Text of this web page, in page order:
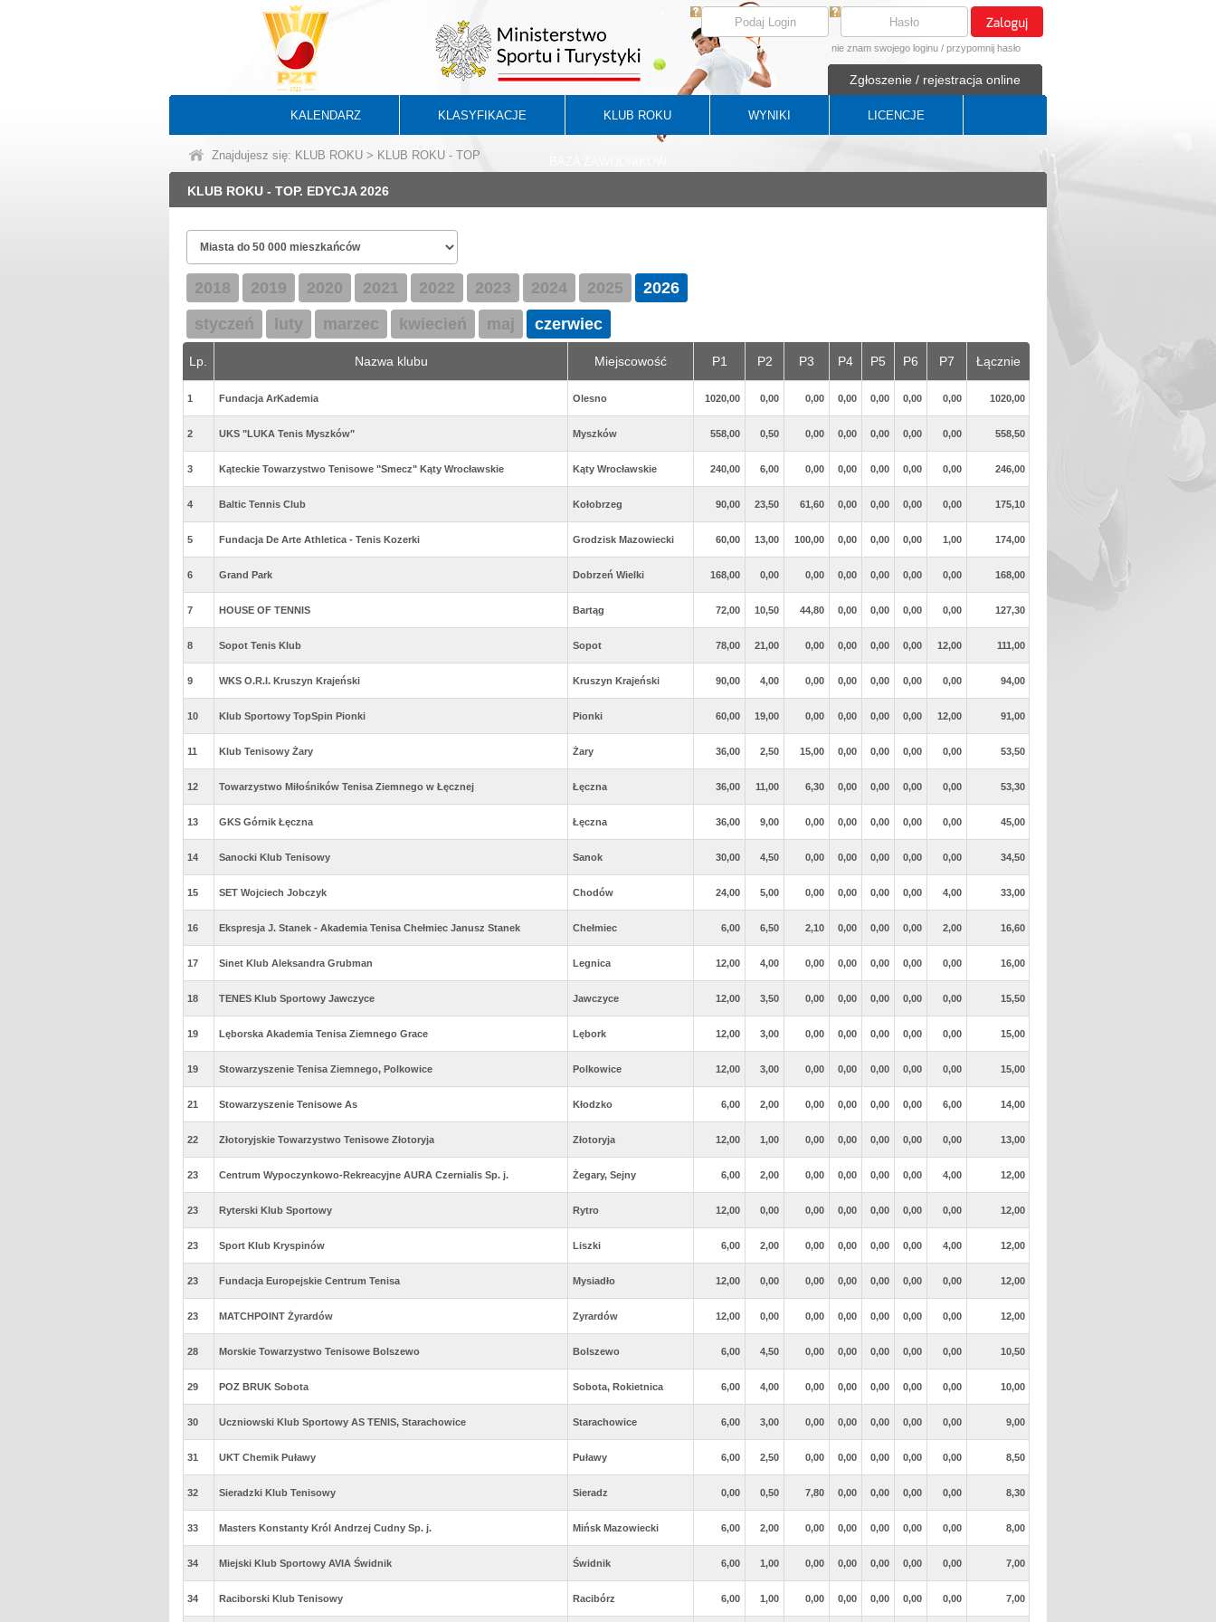
nie znam swojego loginu / przypomnij hasło
Zgłoszenie / rejestracja online
KALENDARZ KLASYFIKACJE KLUB ROKU WYNIKI LICENCJE
Znajdujesz się: KLUB ROKU > KLUB ROKU - TOP
KLUB ROKU - TOP. EDYCJA 2026
2018 2019 2020 2021 2022 2023 2024 2025
2026
styczeń
luty marzec kwiecień maj czerwiec
Lp. Nazwa klubu Miejscowość P1 P2 P3 P4 P5 P6 P7 Łącznie
1 Fundacja ArKademia Olesno 1020,00 0,00 0,00 0,00 0,00 0,00 0,00 1020,00
2 UKS "LUKA Tenis Myszków" Myszków 558,00 0,50 0,00 0,00 0,00 0,00 0,00 558,50
3 Kąteckie Towarzystwo Tenisowe "Smecz" Kąty Wrocławskie Kąty Wrocławskie 240,00 6,00 0,00 0,00 0,00 0,00 0,00 246,00
4 Baltic Tennis Club Kołobrzeg 90,00 23,50 61,60 0,00 0,00 0,00 0,00 175,10
5 Fundacja De Arte Athletica - Tenis Kozerki Grodzisk Mazowiecki 60,00 13,00 100,00 0,00 0,00 0,00 1,00 174,00
6 Grand Park Dobrzeń Wielki 168,00 0,00 0,00 0,00 0,00 0,00 0,00 168,00
7 HOUSE OF TENNIS Bartąg 72,00 10,50 44,80 0,00 0,00 0,00 0,00 127,30
8 Sopot Tenis Klub Sopot 78,00 21,00 0,00 0,00 0,00 0,00 12,00 111,00
9 WKS O.R.I. Kruszyn Krajeński Kruszyn Krajeński 90,00 4,00 0,00 0,00 0,00 0,00 0,00 94,00
10 Klub Sportowy TopSpin Pionki Pionki 60,00 19,00 0,00 0,00 0,00 0,00 12,00 91,00
11 Klub Tenisowy Żary Żary 36,00 2,50 15,00 0,00 0,00 0,00 0,00 53,50
12 Towarzystwo Miłośników Tenisa Ziemnego w Łęcznej Łęczna 36,00 11,00 6,30 0,00 0,00 0,00 0,00 53,30
13 GKS Górnik Łęczna Łęczna 36,00 9,00 0,00 0,00 0,00 0,00 0,00 45,00
14 Sanocki Klub Tenisowy Sanok 30,00 4,50 0,00 0,00 0,00 0,00 0,00 34,50
15 SET Wojciech Jobczyk Chodów 24,00 5,00 0,00 0,00 0,00 0,00 4,00 33,00
16 Ekspresja J. Stanek - Akademia Tenisa Chełmiec Janusz Stanek Chełmiec 6,00 6,50 2,10 0,00 0,00 0,00 2,00 16,60
17 Sinet Klub Aleksandra Grubman Legnica 12,00 4,00 0,00 0,00 0,00 0,00 0,00 16,00
18 TENES Klub Sportowy Jawczyce Jawczyce 12,00 3,50 0,00 0,00 0,00 0,00 0,00 15,50
19 Lęborska Akademia Tenisa Ziemnego Grace Lębork 12,00 3,00 0,00 0,00 0,00 0,00 0,00 15,00
19 Stowarzyszenie Tenisa Ziemnego, Polkowice Polkowice 12,00 3,00 0,00 0,00 0,00 0,00 0,00 15,00
21 Stowarzyszenie Tenisowe As Kłodzko 6,00 2,00 0,00 0,00 0,00 0,00 6,00 14,00
22 Złotoryjskie Towarzystwo Tenisowe Złotoryja Złotoryja 12,00 1,00 0,00 0,00 0,00 0,00 0,00 13,00
23 Centrum Wypoczynkowo-Rekreacyjne AURA Czernialis Sp. j. Żegary, Sejny 6,00 2,00 0,00 0,00 0,00 0,00 4,00 12,00
23 Ryterski Klub Sportowy Rytro 12,00 0,00 0,00 0,00 0,00 0,00 0,00 12,00
23 Sport Klub Kryspinów Liszki 6,00 2,00 0,00 0,00 0,00 0,00 4,00 12,00
23 Fundacja Europejskie Centrum Tenisa Mysiadło 12,00 0,00 0,00 0,00 0,00 0,00 0,00 12,00
23 MATCHPOINT Żyrardów Zyrardów 12,00 0,00 0,00 0,00 0,00 0,00 0,00 12,00
28 Morskie Towarzystwo Tenisowe Bolszewo Bolszewo 6,00 4,50 0,00 0,00 0,00 0,00 0,00 10,50
29 POZ BRUK Sobota Sobota, Rokietnica 6,00 4,00 0,00 0,00 0,00 0,00 0,00 10,00
30 Uczniowski Klub Sportowy AS TENIS, Starachowice Starachowice 6,00 3,00 0,00 0,00 0,00 0,00 0,00 9,00
31 UKT Chemik Puławy Puławy 6,00 2,50 0,00 0,00 0,00 0,00 0,00 8,50
32 Sieradzki Klub Tenisowy Sieradz 0,00 0,50 7,80 0,00 0,00 0,00 0,00 8,30
33 Masters Konstanty Król Andrzej Cudny Sp. j. Mińsk Mazowiecki 6,00 2,00 0,00 0,00 0,00 0,00 0,00 8,00
34 Miejski Klub Sportowy AVIA Świdnik Świdnik 6,00 1,00 0,00 0,00 0,00 0,00 0,00 7,00
34 Raciborski Klub Tenisowy Racibórz 6,00 1,00 0,00 0,00 0,00 0,00 0,00 7,00